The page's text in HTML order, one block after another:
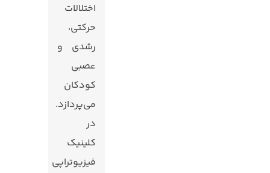
اختلالات
حرکتی،
رشدی و
عصبی
کودکان
می‌پردازد.
در
کلینیک
فیزیوتراپی